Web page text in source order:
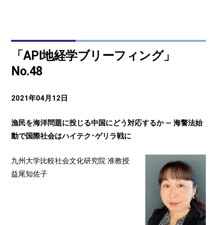
「API地経学ブリーフィング」
No.48
2021年04月12日
漁民を海洋問題に投じる中国にどう対応するか ― 海警法始
動で国際社会はハイテク･ゲリラ戦に
九州大学比較社会文化研究院 准教授
益尾知佐子